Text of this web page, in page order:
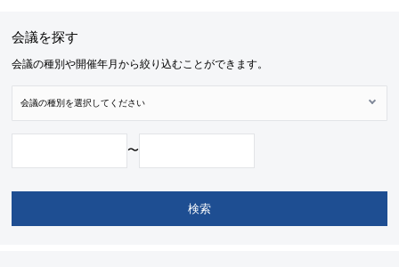
会議を探す
会議の種別や開催年月から絞り込むことができます。
〜